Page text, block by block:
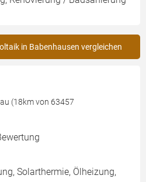
in Babenhausen vergleichen
(18km von 63457
Solarthermie, Ölheizung,